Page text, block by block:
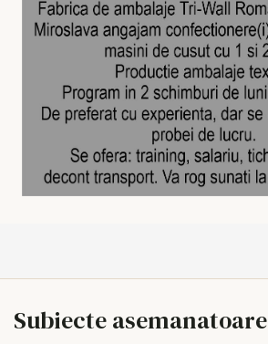
Subiecte asemanatoare